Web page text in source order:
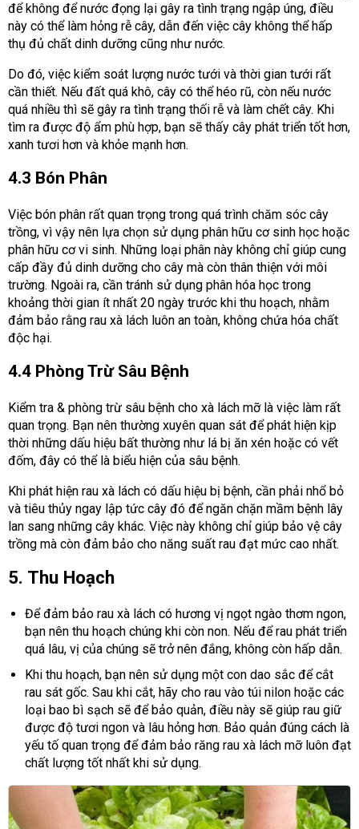
để không để nước đọng lại gây ra tình trạng ngập úng, điều
này có thể làm hỏng rễ cây, dẫn đến việc cây không thể hấp
thụ đủ chất dinh dưỡng cũng như nước.
Do đó, việc kiểm soát lượng nước tưới và thời gian tưới rất
cần thiết. Nếu đất quá khô, cây có thể héo rũ, còn nếu nước
quá nhiều thì sẽ gây ra tình trạng thối rễ và làm chết cây. Khi
tìm ra được độ ẩm phù hợp, bạn sẽ thấy cây phát triển tốt hơn,
xanh tươi hơn và khỏe mạnh hơn.
4.3 Bón Phân
Việc bón phân rất quan trọng trong quá trình chăm sóc cây
trồng, vì vậy nên lựa chọn sử dụng phân hữu cơ sinh học hoặc
phân hữu cơ vi sinh. Những loại phân này không chỉ giúp cung
cấp đầy đủ dinh dưỡng cho cây mà còn thân thiện với môi
trường. Ngoài ra, cần tránh sử dụng phân hóa học trong
khoảng thời gian ít nhất 20 ngày trước khi thu hoạch, nhằm
đảm bảo rằng rau xà lách luôn an toàn, không chứa hóa chất
độc hại.
4.4 Phòng Trừ Sâu Bệnh
Kiểm tra & phòng trừ sâu bệnh cho xà lách mỡ là việc làm rất
quan trọng. Bạn nên thường xuyên quan sát để phát hiện kịp
thời những dấu hiệu bất thường như lá bị ăn xén hoặc có vết
đốm, đây có thể là biểu hiện của sâu bệnh.
Khi phát hiện rau xà lách có dấu hiệu bị bệnh, cần phải nhổ bỏ
và tiêu thủy ngay lập tức cây đó để ngăn chặn mầm bệnh lây
lan sang những cây khác. Việc này không chỉ giúp bảo vệ cây
trồng mà còn đảm bảo cho năng suất rau đạt mức cao nhất.
5. Thu Hoạch
Để đảm bảo rau xà lách có hương vị ngọt ngào thơm ngon,
bạn nên thu hoạch chúng khi còn non. Nếu để rau phát triển
quá lâu, vị của chúng sẽ trở nên đắng, không còn hấp dẫn.
Khi thu hoạch, bạn nên sử dụng một con dao sắc để cắt
rau sát gốc. Sau khi cắt, hãy cho rau vào túi nilon hoặc các
loại bao bì sạch sẽ để bảo quản, điều này sẽ giúp rau giữ
được độ tươi ngon và lâu hỏng hơn. Bảo quản đúng cách là
yếu tố quan trọng để đảm bảo răng rau xà lách mỡ luôn đạt
chất lượng tốt nhất khi sử dụng.